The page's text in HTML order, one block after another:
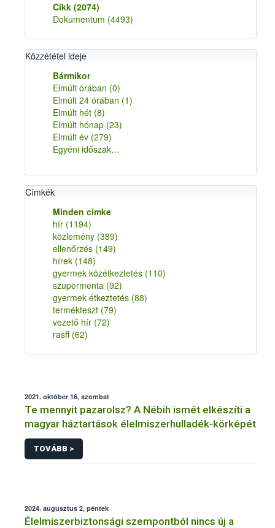
Cikk (2074)
Dokumentum (4493)
Közzététel ideje
Bármikor
Elmúlt órában (0)
Elmúlt 24 órában (1)
Elmúlt hét (8)
Elmúlt hónap (23)
Elmúlt év (279)
Egyéni időszak…
Címkék
Minden címke
hír (1194)
közlemény (389)
ellenőrzés (149)
hírek (148)
gyermek közétkeztetés (110)
szupermenta (92)
gyermek étkeztetés (88)
termékteszt (79)
vezető hír (72)
rasff (62)
2021. október 16, szombat
Te mennyit pazarolsz? A Nébih ismét elkészíti a
magyar háztartások élelmiszerhulladék-körképét
TOVÁBB >
2024. augusztus 2, péntek
Élelmiszerbiztonsági szempontból nincs új a